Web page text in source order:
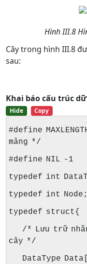
Hình III.8
Cây trong hình III.8
sau:
Khai báo cấu trúc
Hide Copy
#define
mảng */
#define NIL -1
typedef int
typedef int Node;
typedef struct{
/* Lưu trữ
cây */
DataType